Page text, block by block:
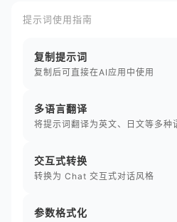
提示词使用指南
复制提示词
复制后可直接在AI应用中使用
多语言翻译
将提示词翻译为英文、日文等多种
交互式转换
转换为 Chat 交互式对话风格
参数格式化